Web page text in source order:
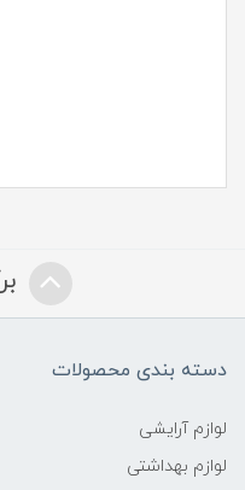
دسته بندی محصولات
لوازم آرایشی
لوازم بهداشتی